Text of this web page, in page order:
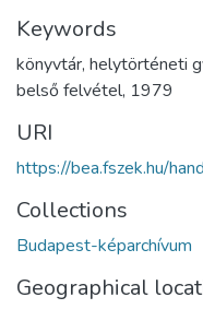
Keywords
könyvtár, helytörténeti
belső felvétel, 1979
URI
https://bea.fszek.hu/
Collections
Budapest-képarchívum
Geographical